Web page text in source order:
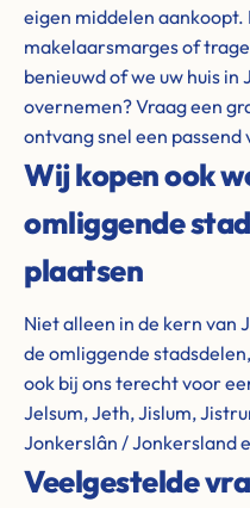
eigen middelen
makelaarsmarges of
benieuwd of we uw huis in
overnemen? Vraag een
ontvang snel een passend
Wij kopen ook
omliggende
plaatsen
Niet alleen in de kern van
de omliggende
ook bij ons terecht voor
Jelsum, Jeth, Jislum,
Jonkerslân / Jonkersland
Veelgestelde